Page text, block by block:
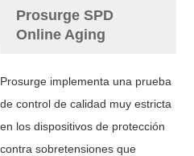
Prosurge SPD
Online Aging
Prosurge implementa una prueba
de control de calidad muy estricta
en los dispositivos de protección
contra sobretensiones que